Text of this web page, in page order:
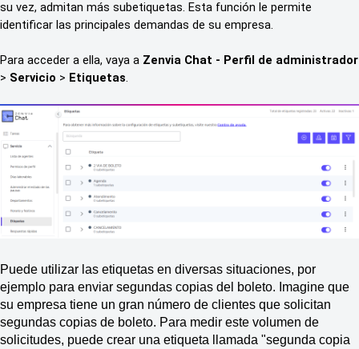
su vez, admitan más subetiquetas. Esta función le permite
identificar las principales demandas de su empresa.
Para acceder a ella, vaya a Zenvia Chat - Perfil de administrador
> Servicio > Etiquetas.
Puede utilizar las etiquetas en diversas situaciones, por
ejemplo para enviar segundas copias del boleto. Imagine que
su empresa tiene un gran número de clientes que solicitan
segundas copias de boleto. Para medir este volumen de
solicitudes, puede crear una etiqueta llamada "segunda copia